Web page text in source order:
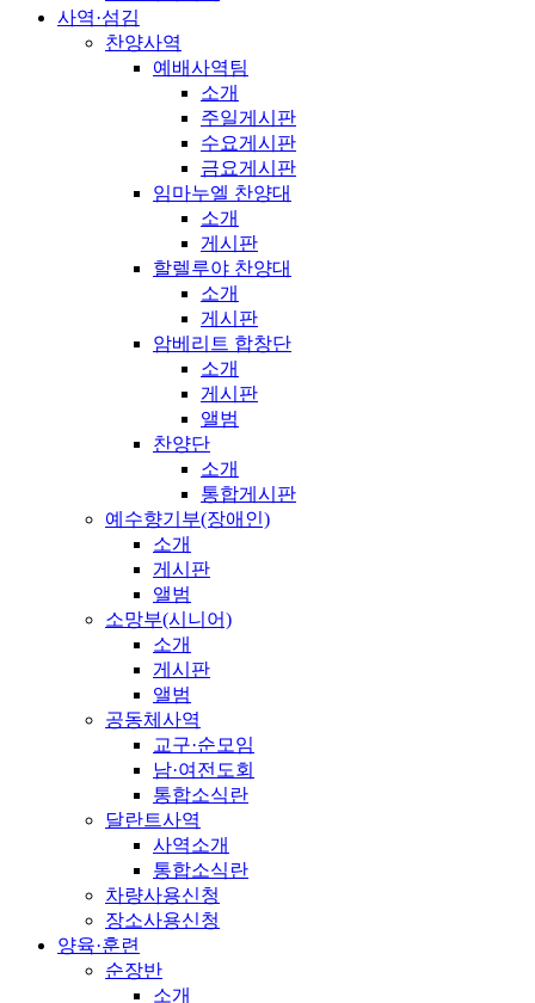
사역·섬김
찬양사역
예배사역팀
소개
주일게시판
수요게시판
금요게시판
임마누엘 찬양대
소개
게시판
할렐루야 찬양대
소개
게시판
암베리트 합창단
소개
게시판
앨범
찬양단
소개
통합게시판
예수향기부(장애인)
소개
게시판
앨범
소망부(시니어)
소개
게시판
앨범
공동체사역
교구·순모임
남·여전도회
통합소식란
달란트사역
사역소개
통합소식란
차량사용신청
장소사용신청
양육·훈련
순장반
소개